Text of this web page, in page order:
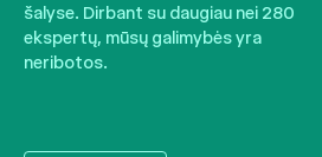
šalyse. Dirbant su daugiau nei 280
ekspertų, mūsų galimybės yra
neribotos.